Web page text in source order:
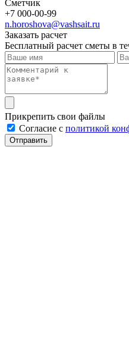
Сметчик
+7 000-00-99
n.horoshova@vashsait.ru
Заказать расчет
Бесплатный расчет сметы в
Прикрепить свои файлы
Cогласие с политикой
Отправить